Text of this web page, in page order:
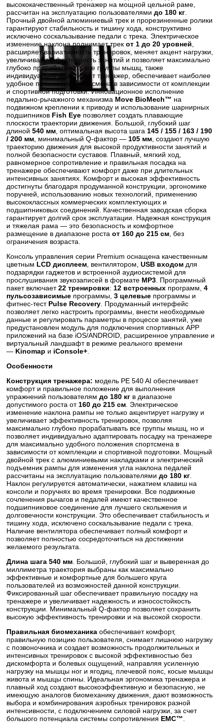
высококачественный тренажер на мощной цельной раме,
рассчитан на эксплуатацию пользователями до 180 кг
Прочный двойной алюминиевый трек и прорезиненные ролики
гарантируют стабильность и тишину хода, конструктивно
исключено соскальзывание педали с трека. Электрическое
изменение наклона поднимает трек от 1 до 20 уровней
расширяет вариативность тренировок, меняет акцент нагрузки,
увеличивая эффективность занятий и позволяет максимально
глубоко прорабатывать все группы мышц, также
индивидуально адаптирует тренажер, обеспечивает наиболее
удобное положение спортсмена в зависимости от комплекции
и спортивной подготовки. Инновационное исполнение
педально-рычажного механизма Move BioMech™ на
подвижном креплении к приводу и использование шарнирных
подшипников Fish Eye позволяет создать плавающие
плоскости траектории движения. Большой, глубокий шаг
длиной 540 мм , оптимальная высота шага 145 / 155 / 163 / 190
/ 200 мм , минимальный Q-фактор — 105 мм , создают лучшую
траекторию движения для высокой продуктивности занятий и
полной безопасности суставов. Плавный, мягкий ход,
равномерное сопротивление и правильная посадка на
тренажере обеспечивают комфорт даже при длительных
интенсивных занятиях. Комфорт и высокая эффективность
достигнуты благодаря продуманной конструкции, эргономике
поручней, использованию новых технологий, применению
высококлассных коммерческих комплектующих и
подшипниковых соединений. Качественная заводская сборка
гарантирует долгий срок эксплуатации. Надежная конструкция
и тяжелая рама — это безопасность и комфортное
размещение в диапазоне роста от 160 до 215 см , без
ограничения возраста.
Консоль управления серии Premium оснащена качественным
цветным LCD дисплеем , вентилятором, USB входом для
подзарядки гаджетов и встроенной аудиосистемой для
прослушивания звукозаписей в формате MP3 . Программный
пакет включает22 тренировки: 12 встроенных программ, 4
пульсозависимые программы, 3 целевые программы и
фитнес-тест Pulse Recovery . Продуманный интерфейс
позволяет легко настроить программы, внести необходимые
данные и регулировать параметры в процессе занятий, уже
предустановлен модуль для подключения спортивных APP
приложений на базе iOS/ANDROID, расширенное управление и
виртуальный ландшафт в режиме реального времени
— Kinomap и iConsole+
Особенности
Конструкция тренажера: модель PE 540 AI обеспечивает
комфорт и правильное положение для выполнения
упражнений пользователям до 180 кг в диапазоне
допустимого роста от 160 до 215 cм . Электрическое
изменение наклона рампы не только акцентирует нагрузку и
увеличивает эффективность тренировок, позволяя
максимально глубоко прорабатывать все группы мышц, но и
позволяет индивидуально адаптировать посадку на тренажере
для максимально удобного положения спортсмена в
зависимости от комплекции и спортивной подготовки. Мощный
двойной трек с алюминиевыми накладками и электрический
подъемник рампы для изменения угла наклона педалей
рассчитаны на эксплуатацию пользователями до 180 кг
Наклон регулируется автоматически, нажатием клавиш на
консоли и поручнях во время тренировки. Все подвижные
сочленения рычагов и педалей имеют качественное
подшипниковое соединение для лучшего скольжения и
долговечности конструкции. Это обеспечивает стабильность и
тишину хода, исключено соскальзывание педали с трека.
Наличие вентилятора обеспечивает полный комфорт и
позволяет полностью сосредоточиться на достижении
желаемого результата.
Длина шага 540 мм . Большой, глубокий шаг и выверенная до
миллиметра траектория выбраны как максимально
эффективные и комфортные для большего круга
пользователей из возможностей данной конструкции.
Фиксированный шаг обеспечивает правильную посадку на
тренажере и увеличивает надежность и износостойкость
конструкции. Минимальный Q-фактор позволяет сохранить
высокую эффективность тренировки и на высокой скорости.
Правильная биомеханика обеспечивает комфорт,
правильную позицию пользователя, снимает лишнюю нагрузку
с позвоночника и создает возможность продолжительных и
интенсивных тренировок с высокой эффективностью без
дискомфорта и болевых ощущений, направляя усиленную
нагрузку на мышцы ног и ягодиц, плечевой пояс, косые мышцы
живота и мышцы спины. Идеальная эргономика тренажера и
плавный ход создают высокоэффективную и безопасную, не
имеющую аналогов биомеханику движения, дают возможность
выбора и комбинирования аэробных тренировок разной
интенсивности, с подключением силовой нагрузки, за счет
большого потенциала системы сопротивления EMC™